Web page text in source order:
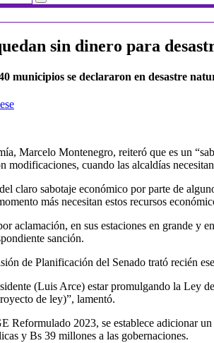
sin dinero para
municipios se declararon en desastre
Marcelo Montenegro, reiteró que es un
modificaciones, cuando las alcaldías
claro sabotaje económico por parte de
más necesitan estos recursos
aclamación, en sus estaciones en grande
sanción.
de Planificación del Senado trató recién
(Luis Arce) estar promulgando la Ley
de ley)”, lamentó.
Reformulado 2023, se establece adicionar
y Bs 39 millones a las gobernaciones.